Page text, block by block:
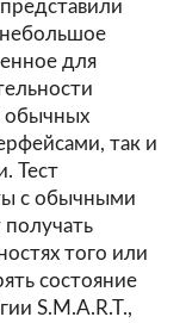
представили
для
обычных
так и
Тест
с обычными
того или
состояние
S.M.A.R.T.,